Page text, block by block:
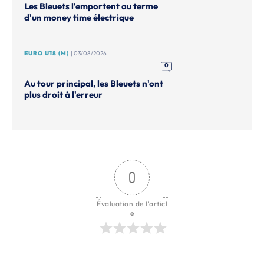
Les Bleuets l'emportent au terme
d'un money time électrique
EURO U18 (M) | 03/08/2026
0
Au tour principal, les Bleuets n'ont
plus droit à l'erreur
0
Évaluation de l'articl
e